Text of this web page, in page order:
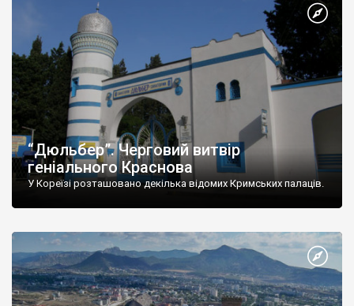
“Дюльбер”. Черговий витвір
геніального Краснова
У Кореїзі розташовано декілька відомих Кримських палаців.